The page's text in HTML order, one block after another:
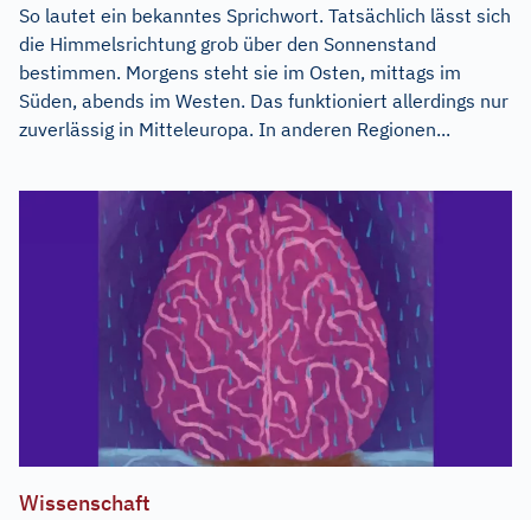
So lautet ein bekanntes Sprichwort. Tatsächlich lässt sich
die Himmelsrichtung grob über den Sonnenstand
bestimmen. Morgens steht sie im Osten, mittags im
Süden, abends im Westen. Das funktioniert allerdings nur
zuverlässig in Mitteleuropa. In anderen Regionen...
Wissenschaft